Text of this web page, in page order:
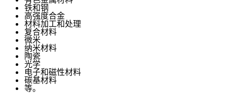
铁和钢
高强度合金
材料加工和处理
复合材料
微米
纳米材料
陶瓷
光学
电子和磁性材料
碳基材料
等。